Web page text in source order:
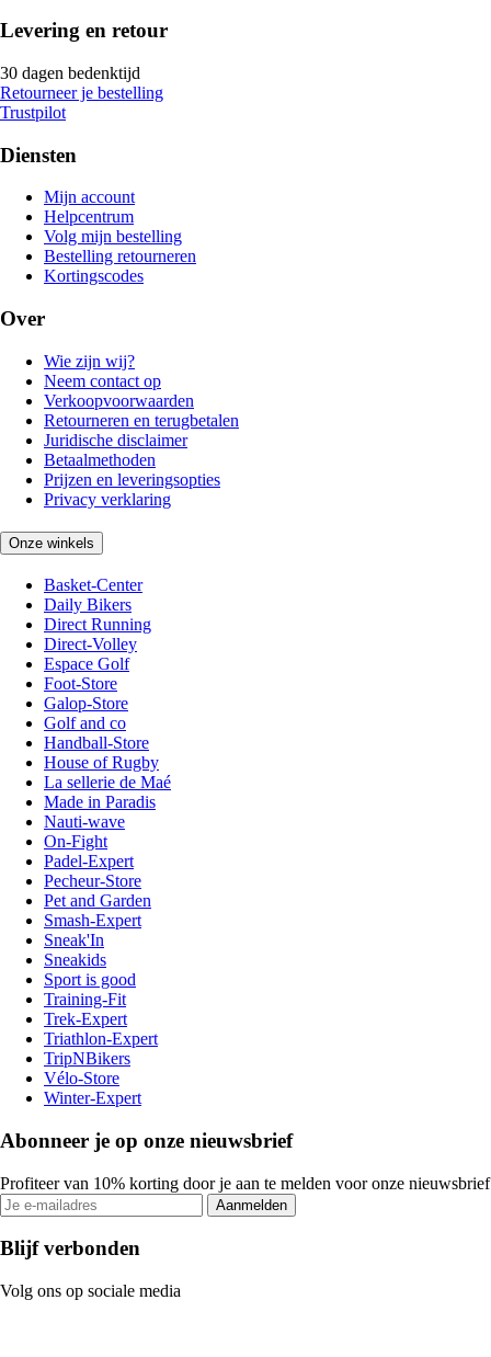
Levering en retour
30 dagen bedenktijd
Retourneer je bestelling
Trustpilot
Diensten
Mijn account
Helpcentrum
Volg mijn bestelling
Bestelling retourneren
Kortingscodes
Over
Wie zijn wij?
Neem contact op
Verkoopvoorwaarden
Retourneren en terugbetalen
Juridische disclaimer
Betaalmethoden
Prijzen en leveringsopties
Privacy verklaring
Onze winkels
Basket-Center
Daily Bikers
Direct Running
Direct-Volley
Espace Golf
Foot-Store
Galop-Store
Golf and co
Handball-Store
House of Rugby
La sellerie de Maé
Made in Paradis
Nauti-wave
On-Fight
Padel-Expert
Pecheur-Store
Pet and Garden
Smash-Expert
Sneak'In
Sneakids
Sport is good
Training-Fit
Trek-Expert
Triathlon-Expert
TripNBikers
Vélo-Store
Winter-Expert
Abonneer je op onze nieuwsbrief
Profiteer van 10% korting door je aan te melden voor onze nieuwsbrief
Aanmelden
Blijf verbonden
Volg ons op sociale media